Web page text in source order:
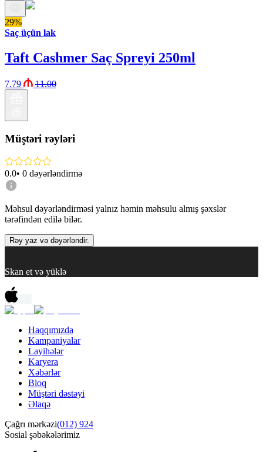
29%
Saç üçün lak
Taft Cashmer Saç Spreyi 250ml
7.79 11.00
Müştəri rəyləri
0.0• 0 dəyərləndirmə
Məhsul dəyərləndirməsi yalnız həmin məhsulu almış şəxslər
tərəfindən edilə bilər.
Rəy yaz və dəyərləndir.
Skan et və yüklə
Haqqımızda
Kampaniyalar
Layihələr
Karyera
Xəbərlər
Bloq
Müştəri dəstəyi
Əlaqə
Çağrı mərkəzi(012) 924
Sosial şəbəkələrimiz